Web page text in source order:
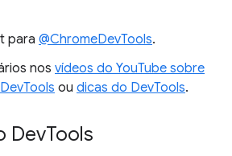
para @ChromeDevTools.
nos vídeos do YouTube sobre
ou dicas do DevTools.
DevTools